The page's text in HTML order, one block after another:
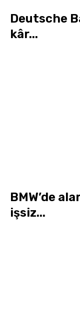
Deutsche
kâr...
BMW’de
işsiz...